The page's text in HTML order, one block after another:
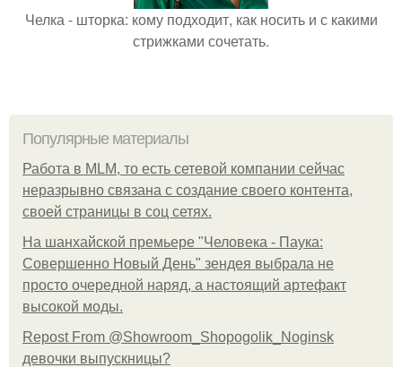
Челка - шторка: кому подходит, как носить и с какими
стрижками сочетать.
Популярные материалы
Работа в MLM, то есть сетевой компании сейчас
неразрывно связана с создание своего контента,
своей страницы в соц сетях.
На шанхайской премьере "Человека - Паука:
Совершенно Новый День" зендея выбрала не
просто очередной наряд, а настоящий артефакт
высокой моды.
Repost From @Showroom_Shopogolik_Noginsk
девочки выпускницы?